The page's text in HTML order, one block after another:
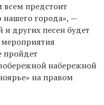
всем предстоит
нашего города», —
и других песен будет
пройдет
набережной
на правом